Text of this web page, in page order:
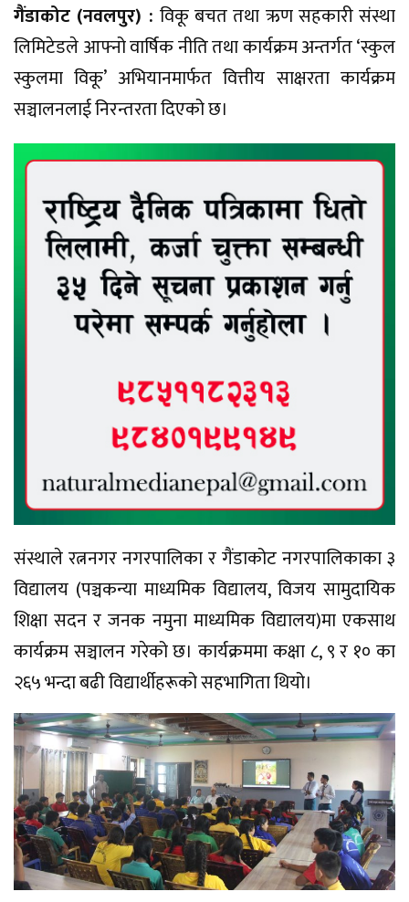
गैंडाकोट (नवलपुर) : विकू बचत तथा ऋण सहकारी संस्था
लिमिटेडले आफ्नो वार्षिक नीति तथा कार्यक्रम अन्तर्गत ‘स्कुल
स्कुलमा विकू’ अभियानमार्फत वित्तीय साक्षरता कार्यक्रम
सञ्चालनलाई निरन्तरता दिएको छ।
संस्थाले रत्ननगर नगरपालिका र गैंडाकोट नगरपालिकाका ३
विद्यालय (पञ्चकन्या माध्यमिक विद्यालय, विजय सामुदायिक
शिक्षा सदन र जनक नमुना माध्यमिक विद्यालय)मा एकसाथ
कार्यक्रम सञ्चालन गरेको छ। कार्यक्रममा कक्षा ८, ९ र १० का
२६५ भन्दा बढी विद्यार्थीहरूको सहभागिता थियो।